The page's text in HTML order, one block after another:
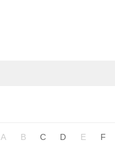
A B C D E F